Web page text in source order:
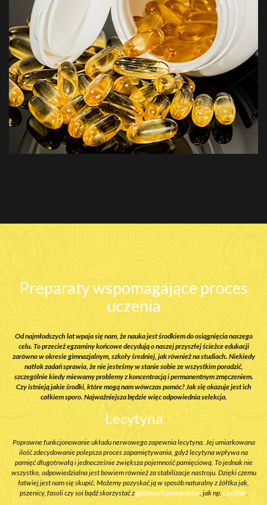
Preparaty wspomagające proces
uczenia
Od najmłodszych lat wpaja się nam, że nauka jest środkiem do osiągnięcia naszego
celu. To przecież egzaminy końcowe decydują o naszej przyszłej ścieżce edukacji
zarówno w okresie gimnazjalnym, szkoły średniej, jak również na studiach. Niekiedy
natłok zadań sprawia, że nie jesteśmy w stanie sobie ze wszystkim poradzić,
szczególnie kiedy miewamy problemy z koncentracją i permanentnym zmęczeniem.
Czy istnieją jakie środki, które mogą nam wówczas pomóc? Jak się okazuje jest ich
całkiem sporo. Najważniejsza będzie więc odpowiednia selekcja.
Lecytyna
Poprawne funkcjonowanie układu nerwowego zapewnia lecytyna. Jej umiarkowana
ilość zdecydowanie polepsza proces zapamiętywania, gdyż lecytyna wpływa na
pamięć długotrwałą i jednocześnie zwiększa pojemność pamięciową. To jednak nie
wszystko, odpowiedzialna jest bowiem również za stabilizacje nastroju. Dzięki czemu
łatwiej jest nam się skupić. Możemy pozyskać ją w sposób naturalny z żółtka jak,
pszenicy, fasoli czy soi bądź skorzystać zgotowych preparatów, jak np. Lecithin.